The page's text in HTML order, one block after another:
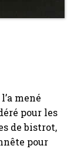
mené
pour les
de bistrot,
pour